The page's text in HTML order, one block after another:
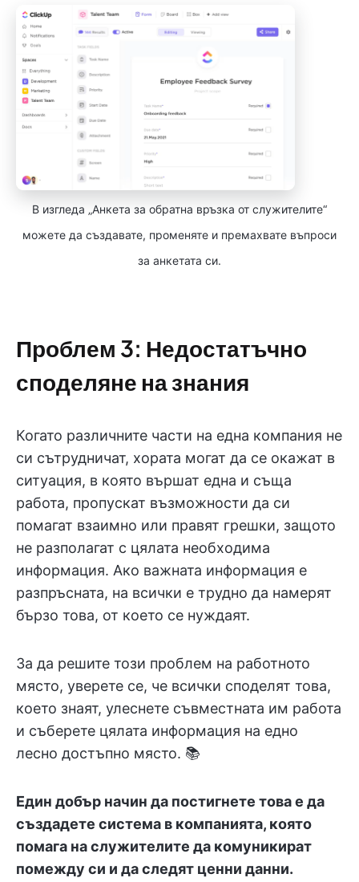
В изгледа „Анкета за обратна връзка от служителите“
можете да създавате, променяте и премахвате въпроси
за анкетата си.
Проблем 3: Недостатъчно
споделяне на знания
Когато различните части на една компания не
си сътрудничат, хората могат да се окажат в
ситуация, в която вършат една и съща
работа, пропускат възможности да си
помагат взаимно или правят грешки, защото
не разполагат с цялата необходима
информация. Ако важната информация е
разпръсната, на всички е трудно да намерят
бързо това, от което се нуждаят.
За да решите този проблем на работното
място, уверете се, че всички споделят това,
което знаят, улеснете съвместната им работа
и съберете цялата информация на едно
лесно достъпно място. 📚
Един добър начин да постигнете това е да
създадете система в компанията, която
помага на служителите да комуникират
помежду си и да следят ценни данни.